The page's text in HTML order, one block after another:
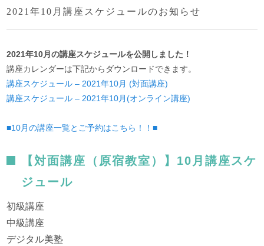
2021年10月講座スケジュールのお知らせ
2021年10月の講座スケジュールを公開しました！
講座カレンダーは下記からダウンロードできます。
講座スケジュール – 2021年10月 (対面講座)
講座スケジュール – 2021年10月(オンライン講座)
■10月の講座一覧とご予約はこちら！！■
【対面講座（原宿教室）】10月講座スケ
ジュール
初級講座
中級講座
デジタル美塾